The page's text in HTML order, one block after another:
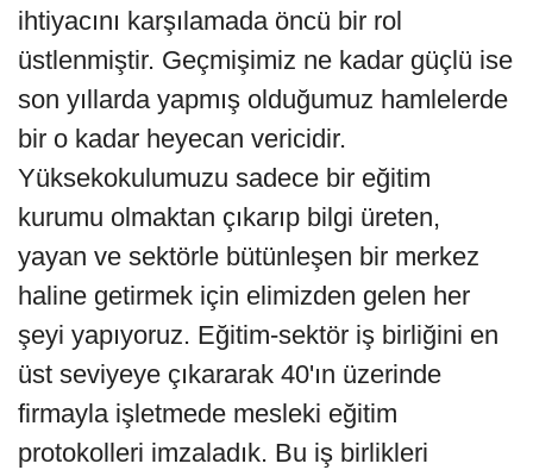
ihtiyacını karşılamada öncü bir rol
üstlenmiştir. Geçmişimiz ne kadar güçlü ise
son yıllarda yapmış olduğumuz hamlelerde
bir o kadar heyecan vericidir.
Yüksekokulumuzu sadece bir eğitim
kurumu olmaktan çıkarıp bilgi üreten,
yayan ve sektörle bütünleşen bir merkez
haline getirmek için elimizden gelen her
şeyi yapıyoruz. Eğitim-sektör iş birliğini en
üst seviyeye çıkararak 40'ın üzerinde
firmayla işletmede mesleki eğitim
protokolleri imzaladık. Bu iş birlikleri